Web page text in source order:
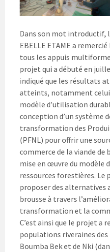
Dans son mot introductif,
EBELLE ETAME a
tous les appuis
projet qui a débuté en
indiqué que les résultats
atteints, notamment celui
modèle d’utilisation
conception d’un système
transformation des
(PFNL) pour offrir une
commerce de la viande de
mise en œuvre du modèle
ressources forestières. Le
proposer des alternatives
brousse à travers
transformation et la
C’est ainsi que le projet a
populations riveraines des
Boumba Bek et de Nki